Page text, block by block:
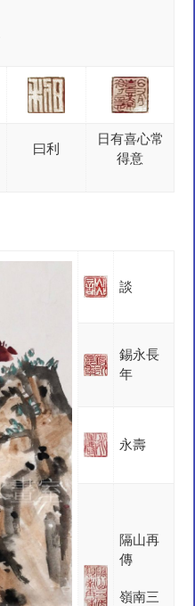
曰利
日有喜心常
得意
談
錫永長
年
永壽
隔山再
傳
嶺南三